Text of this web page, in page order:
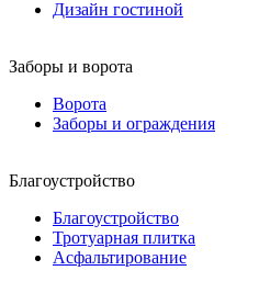
Дизайн гостиной
Заборы и ворота
Ворота
Заборы и ограждения
Благоустройство
Благоустройство
Тротуарная плитка
Асфальтирование